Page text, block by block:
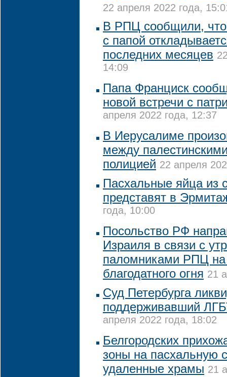
22 апреля 2022 года,
В РПЦ сообщили, что
с папой
последних месяцев
14:09
Папа Франциск
новой встречи с
апреля 2022 года, 12:37
В Иерусалиме
между
полицией 22 апреля
Пасхальные яйца из
представят в
года, 10:00
Посольство РФ
Израиля в связи с
паломниками РПЦ на
благодатного огня 21
Суд Петербурга
поддерживавший
апреля 2022 года, 18:02
Белгородских
зоны на пасхальную
удаленные храмы 21